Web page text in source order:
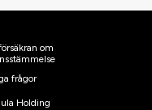
om
frågor
Holding